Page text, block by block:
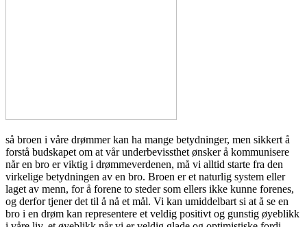
så broen i våre drømmer kan ha mange betydninger, men sikkert å
forstå budskapet om at vår underbevissthet ønsker å kommunisere
når en bro er viktig i drømmeverdenen, må vi alltid starte fra den
virkelige betydningen av en bro. Broen er et naturlig system eller
laget av menn, for å forene to steder som ellers ikke kunne forenes,
og derfor tjener det til å nå et mål. Vi kan umiddelbart si at å se en
bro i en drøm kan representere et veldig positivt og gunstig øyeblikk